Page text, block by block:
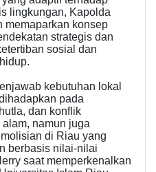
lingkungan, Kapolda
memaparkan konsep
strategis dan
sosial dan
kebutuhan lokal
pada
dan konflik
namun juga
di Riau yang
berbasis nilai-nilai
saat memperkenalkan